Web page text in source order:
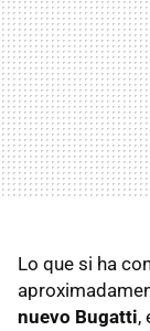
Lo que si ha
nuevo Bugatti,